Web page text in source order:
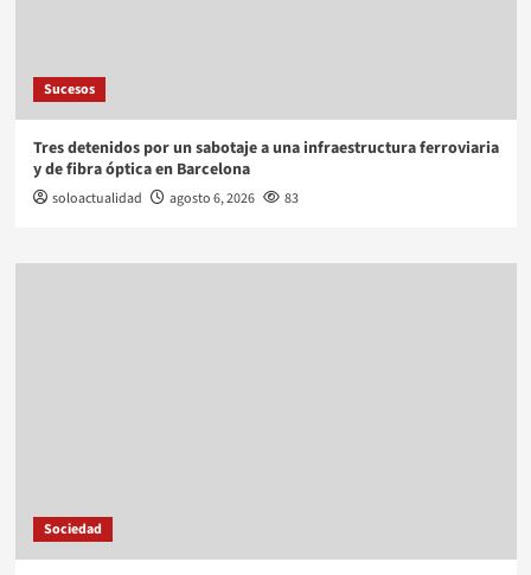
Sucesos
Tres detenidos por un sabotaje a una infraestructura ferroviaria
y de fibra óptica en Barcelona
soloactualidad agosto 6, 2026 83
Sociedad